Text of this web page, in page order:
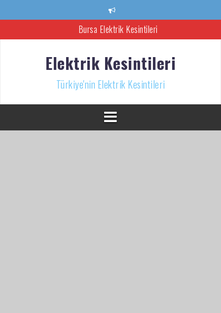
Bursa Elektrik Kesintileri
Türkiye’nin Elektrik Kesintileri Haber Kaynağı
İzmir Elektrik Kesintisi
Elektrik Kesintileri
Türkiye'nin Elektrik Kesintileri